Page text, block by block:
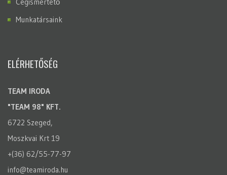
Munkatársaink
ELÉRHETŐSÉG
TEAM IRODA
"TEAM 98" KFT.
6722 Szeged,
Moszkvai Krt 19
+(36) 62/55-77-97
info@teamiroda.hu